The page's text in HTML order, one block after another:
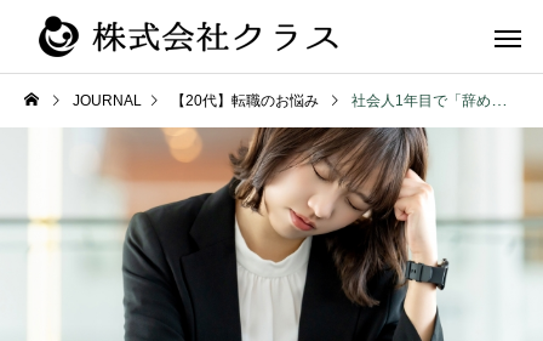
第二新卒・メ
JOURNAL 【20代】転職のお悩み 社会人1年目で「辞めたい」と思ったら？ 辞める前に試すべきこと